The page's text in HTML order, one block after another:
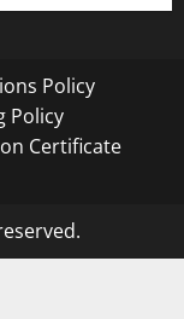
Policy
Policy
Certificate